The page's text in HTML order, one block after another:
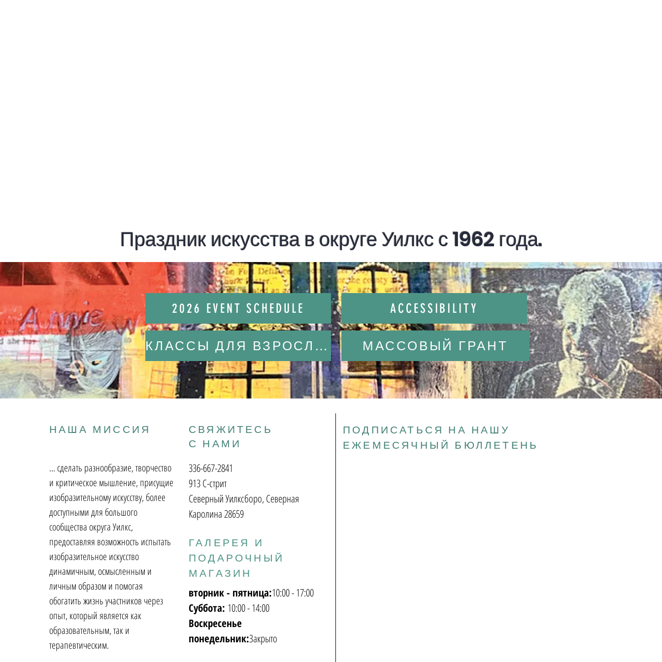
Праздник искусства в округе Уилкс с 1962 года.
2026 EVENT SCHEDULE
КЛАССЫ ДЛЯ ВЗРОСЛЫХ
ACCESSIBILITY
МАССОВЫЙ ГРАНТ
НАША МИССИЯ
... сделать разнообразие, творчество
и критическое мышление, присущие
изобразительному искусству, более
доступными для большого
сообщества округа Уилкс,
предоставляя возможность испытать
изобразительное искусство
динамичным, осмысленным и
личным образом и помогая
обогатить жизнь участников через
опыт, который является как
образовательным, так и
терапевтическим.
СВЯЖИТЕСЬ
С НАМИ
ПОДПИСАТЬСЯ НА НАШУ
ЕЖЕМЕСЯЧНЫЙ БЮЛЛЕТЕНЬ
336-667-2841
913 С-стрит
Северный Уилксборо, Северная
Каролина 28659
ГАЛЕРЕЯ И
ПОДАРОЧНЫЙ
МАГАЗИН
вторник - пятница:10:00 - 17:00
Суббота: 10:00 - 14:00
Воскресенье
понедельник:Закрыто